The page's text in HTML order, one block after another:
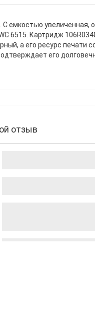
емкостью увеличенная,
6515. Картридж
а его ресурс печати
его
отзыв